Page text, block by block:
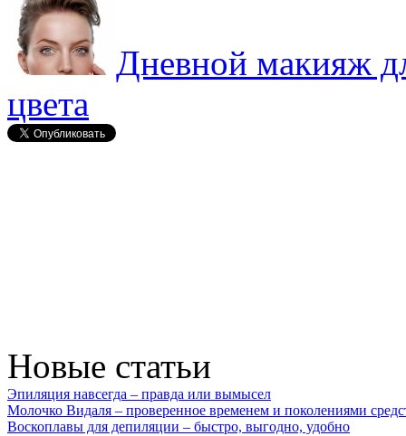
Дневной макияж
цвета
Новые статьи
Эпиляция навсегда – правда или вымысел
Молочко Видаля – проверенное временем и поколениями
Воскоплавы для депиляции – быстро, выгодно, удобно